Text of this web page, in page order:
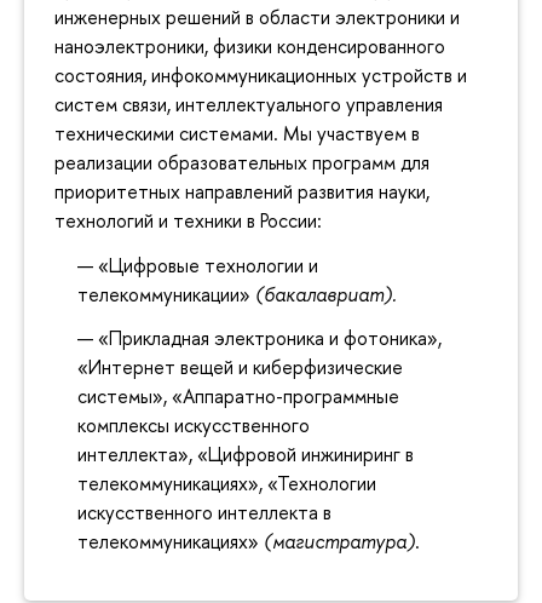
инженерных решений в области электроники и
наноэлектроники, физики конденсированного
состояния, инфокоммуникационных устройств и
систем связи, интеллектуального управления
техническими системами. Мы участвуем в
реализации образовательных программ для
приоритетных направлений развития науки,
технологий и техники в России:
«Цифровые технологии и
телекоммуникации» (бакалавриат).
«Прикладная электроника и фотоника»,
«Интернет вещей и киберфизические
системы», «Аппаратно-программные
комплексы искусственного
интеллекта», «Цифровой инжиниринг в
телекоммуникациях», «Технологии
искусственного интеллекта в
телекоммуникациях» (магистратура).